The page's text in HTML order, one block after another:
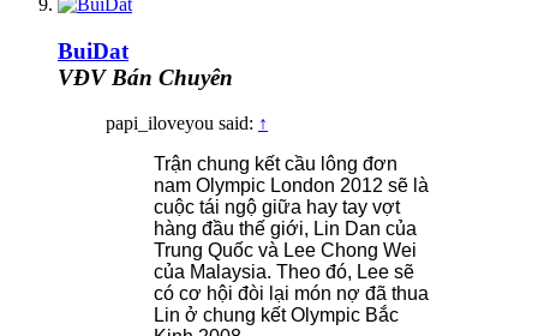
BuiDat
VĐV Bán Chuyên
papi_iloveyou said: ↑
Trận chung kết cầu lông đơn
nam Olympic London 2012 sẽ là
cuộc tái ngộ giữa hay tay vợt
hàng đầu thế giới, Lin Dan của
Trung Quốc và Lee Chong Wei
của Malaysia. Theo đó, Lee sẽ
có cơ hội đòi lại món nợ đã thua
Lin ở chung kết Olympic Bắc